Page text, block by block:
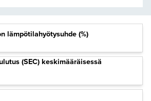
lämpötilahyötysuhde (%)
(SEC) keskimääräisessä